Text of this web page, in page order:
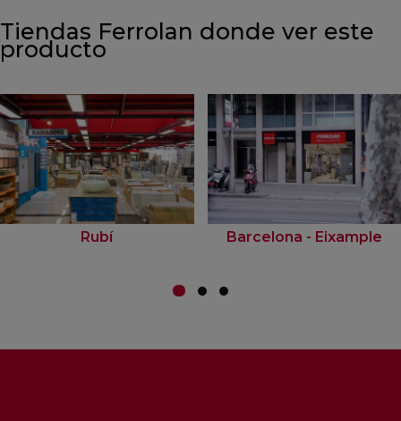
Tiendas Ferrolan donde ver este
producto
Rubí Barcelona - Eixample